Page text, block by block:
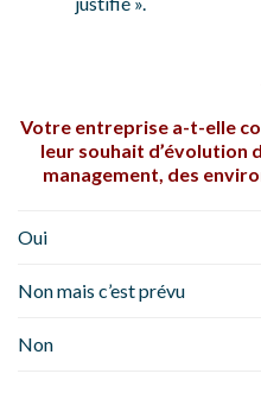
Votre entreprise a-t-elle
leur souhait d’évolution
management, des
Oui
Non mais c’est prévu
Non